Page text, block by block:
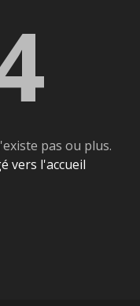
pas ou plus.
vers l'accueil